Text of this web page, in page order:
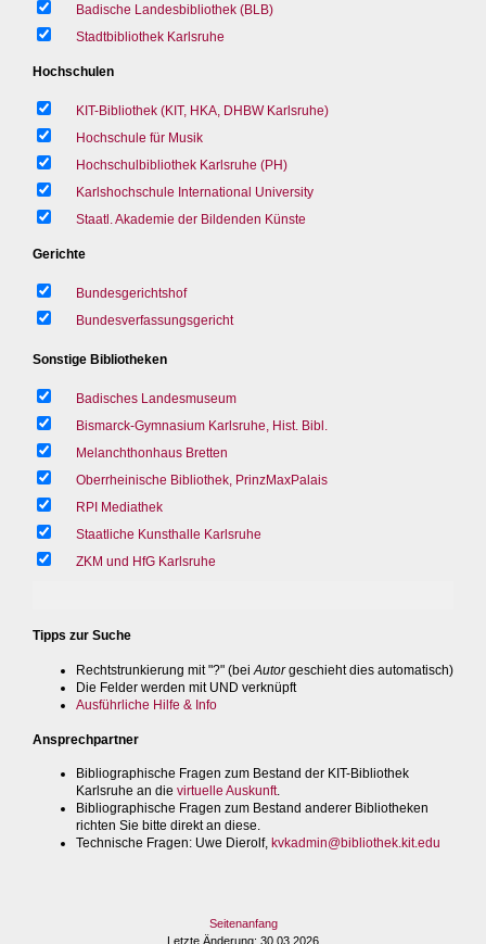
Badische Landesbibliothek (BLB)
Stadtbibliothek Karlsruhe
Hochschulen
KIT-Bibliothek (KIT, HKA, DHBW Karlsruhe)
Hochschule für Musik
Hochschulbibliothek Karlsruhe (PH)
Karlshochschule International University
Staatl. Akademie der Bildenden Künste
Gerichte
Bundesgerichtshof
Bundesverfassungsgericht
Sonstige Bibliotheken
Badisches Landesmuseum
Bismarck-Gymnasium Karlsruhe, Hist. Bibl.
Melanchthonhaus Bretten
Oberrheinische Bibliothek, PrinzMaxPalais
RPI Mediathek
Staatliche Kunsthalle Karlsruhe
ZKM und HfG Karlsruhe
Tipps zur Suche
Rechtstrunkierung mit "?" (bei Autorgeschieht dies automatisch)
Die Felder werden mit UND verknüpft
Ausführliche Hilfe & Info
Ansprechpartner
Bibliographische Fragen zum Bestand der KIT-Bibliothek
Karlsruhe an die virtuelle Auskunft.
Bibliographische Fragen zum Bestand anderer Bibliotheken
richten Sie bitte direkt an diese.
Technische Fragen: Uwe Dierolf, kvkadmin@bibliothek.kit.edu
Seitenanfang
Letzte Änderung: 30.03.2026